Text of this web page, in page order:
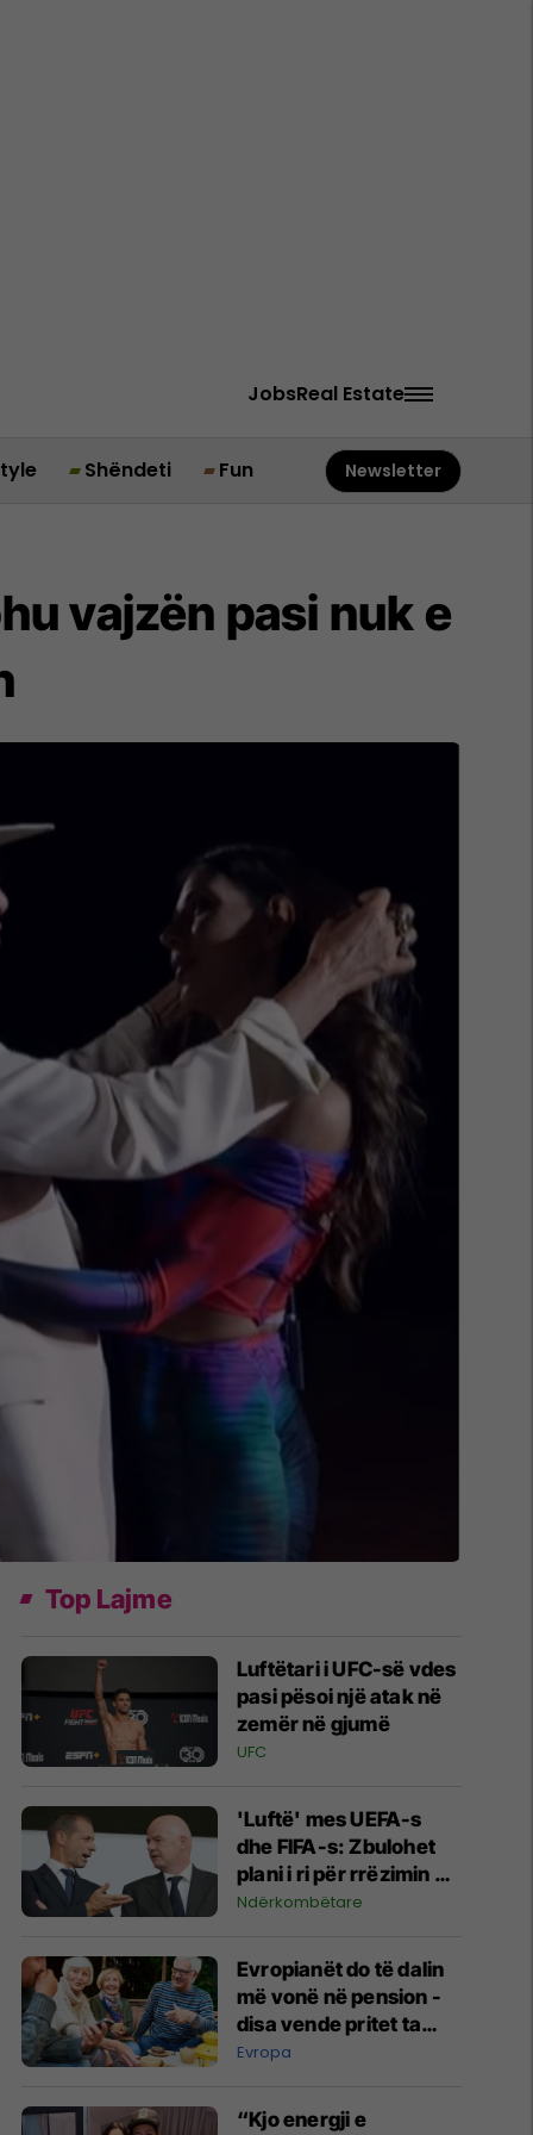
JobsReal Estate
Shëndeti Fun Newsletter
vajzën pasi nuk e
Top Lajme
Luftëtari i UFC-së vdes
pasi pësoi një atak në
zemër në gjumë
UFC
'Luftë' mes UEFA-s
dhe FIFA-s: Zbulohet
plani i ri për rrëzimin e
Infantinos nga posti i
Ndërkombëtare
Evropianët do të dalin
më vonë në pension -
disa vende pritet ta
çojnë deri në 74 vjeç
Evropa
“Kjo energji e